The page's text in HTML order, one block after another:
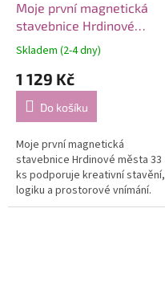
Moje první magnetická
stavebnice Hrdinové
města 33 ks
Skladem (2-4 dny)
1 129 Kč
Do košíku
Moje první magnetická
stavebnice Hrdinové města 33
ks podporuje kreativní stavění,
logiku a prostorové vnímání.